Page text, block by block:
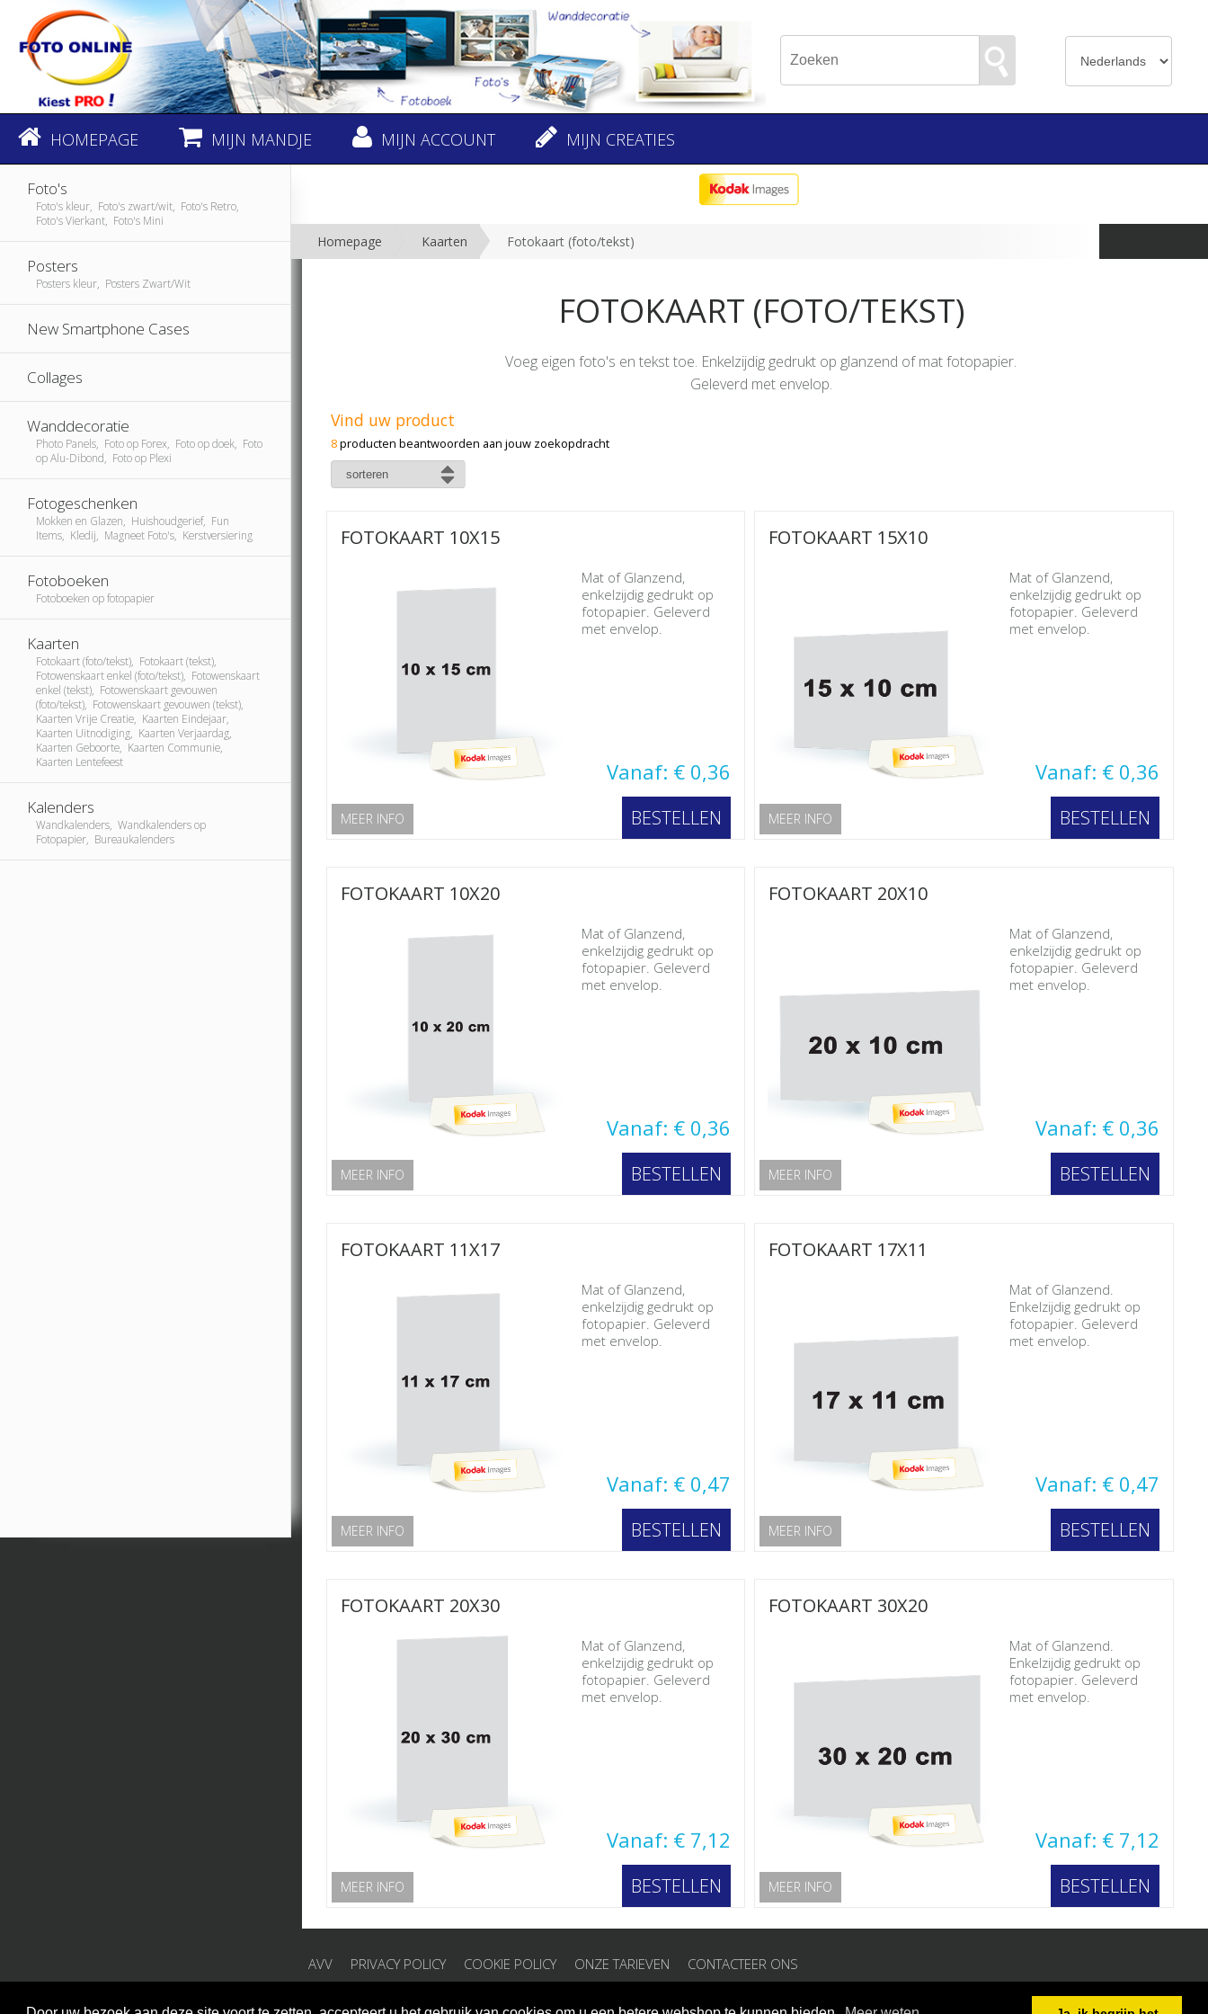
HOMEPAGE MIJN MANDJE MIJN ACCOUNT MIJN CREATIES
Foto's
Foto's kleur, Foto's zwart/wit, Foto's Retro,
Foto's Vierkant, Foto's Mini
Posters
Posters kleur, Posters Zwart/Wit
New Smartphone Cases
Collages
Wanddecoratie
Photo Panels, Foto op Forex, Foto op doek, Foto
op Alu-Dibond, Foto op Plexi
Fotogeschenken
Mokken en Glazen, Huishoudgerief, Fun
Items, Kledij, Magneet Foto's, Kerstversiering
Fotoboeken
Fotoboeken op fotopapier
Kaarten
Fotokaart (foto/tekst), Fotokaart (tekst),
Fotowenskaart enkel (foto/tekst), Fotowenskaart
enkel (tekst), Fotowenskaart gevouwen
(foto/tekst), Fotowenskaart gevouwen (tekst),
Kaarten Vrije Creatie, Kaarten Eindejaar,
Kaarten Uitnodiging, Kaarten Verjaardag,
Kaarten Geboorte, Kaarten Communie,
Kaarten Lentefeest
Kalenders
Wandkalenders, Wandkalenders op
Fotopapier, Bureaukalenders
Homepage Kaarten Fotokaart (foto/tekst)
FOTOKAART (FOTO/TEKST)
Voeg eigen foto's en tekst toe. Enkelzijdig gedrukt op glanzend of mat fotopapier.
Geleverd met envelop.
Vind uw product
8producten beantwoorden aan jouw zoekopdracht
FOTOKAART 10X15
Mat of Glanzend,
enkelzijdig gedrukt op
fotopapier. Geleverd
met envelop.
MEER INFO
Vanaf: € 0,36
BESTELLEN
FOTOKAART 15X10
Mat of Glanzend,
enkelzijdig gedrukt op
fotopapier. Geleverd
met envelop.
MEER INFO
Vanaf: € 0,36
BESTELLEN
FOTOKAART 10X20
Mat of Glanzend,
enkelzijdig gedrukt op
fotopapier. Geleverd
met envelop.
MEER INFO
Vanaf: € 0,36
BESTELLEN
FOTOKAART 20X10
Mat of Glanzend,
enkelzijdig gedrukt op
fotopapier. Geleverd
met envelop.
MEER INFO
Vanaf: € 0,36
BESTELLEN
FOTOKAART 11X17
Mat of Glanzend,
enkelzijdig gedrukt op
fotopapier. Geleverd
met envelop.
MEER INFO
Vanaf: € 0,47
BESTELLEN
FOTOKAART 17X11
Mat of Glanzend.
Enkelzijdig gedrukt op
fotopapier. Geleverd
met envelop.
MEER INFO
Vanaf: € 0,47
BESTELLEN
FOTOKAART 20X30
Mat of Glanzend,
enkelzijdig gedrukt op
fotopapier. Geleverd
met envelop.
MEER INFO
Vanaf: € 7,12
BESTELLEN
FOTOKAART 30X20
Mat of Glanzend.
Enkelzijdig gedrukt op
fotopapier. Geleverd
met envelop.
MEER INFO
Vanaf: € 7,12
BESTELLEN
AVV PRIVACY POLICY COOKIE POLICY ONZE TARIEVEN CONTACTEER ONS